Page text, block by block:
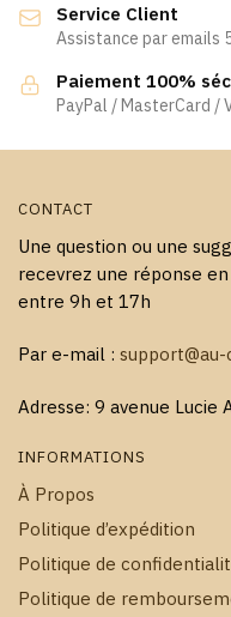
Service Client
Assistance par emails
Paiement 100%
PayPal / MasterCard /
CONTACT
Une question ou une
recevrez une réponse
entre 9h et 17h
Par e-mail :
Adresse: 9 avenue Lucie
INFORMATIONS
À Propos
Politique d’expédition
Politique de
Politique de